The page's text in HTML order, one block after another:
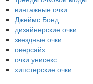
винтажные очки
Джеймс Бонд
дизайнерские очки
звездные очки
оверсайз
очки унисекс
хипстерские очки